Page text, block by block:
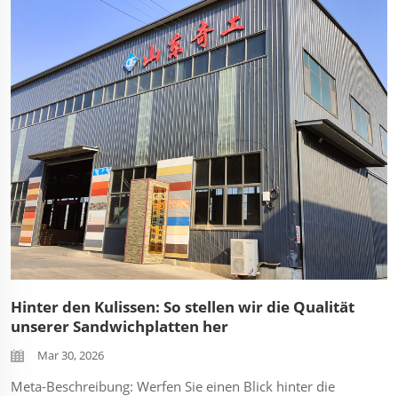
Hinter den Kulissen: So stellen wir die Qualität
unserer Sandwichplatten her
Mar 30, 2026
Meta-Beschreibung: Werfen Sie einen Blick hinter die